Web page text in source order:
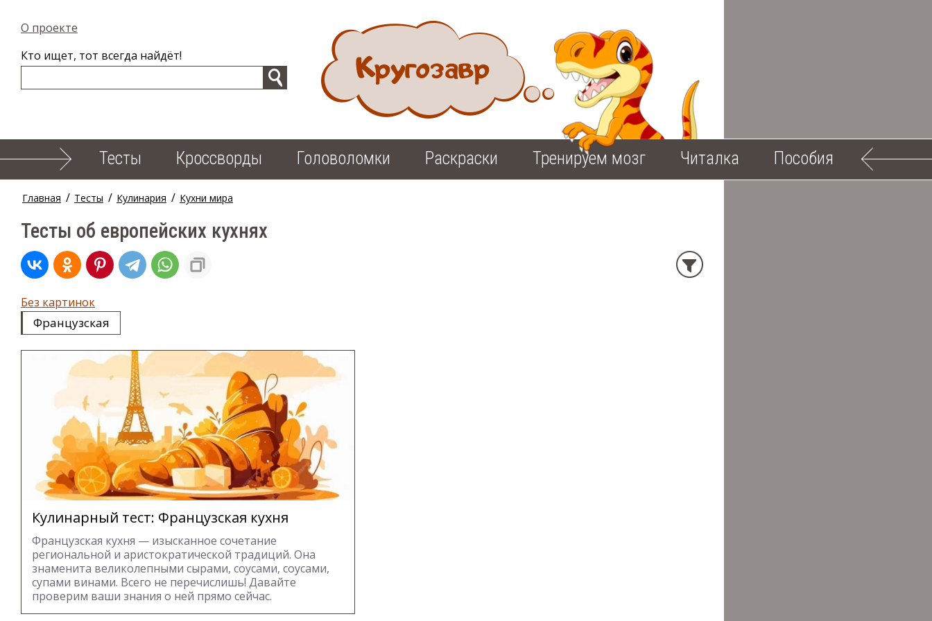
О проекте
Кто ищет, тот всегда найдёт!
Тесты Кроссворды Головоломки Раскраски Тренируем мозг Читалка Пособия
Главная / Тесты / Кулинария / Кухни мира
Тесты об европейских кухнях
Без картинок
Французская
Кулинарный тест: Французская кухня
Французская кухня — изысканное сочетание
региональной и аристократической традиций. Она
знаменита великолепными сырами, соусами, соусами,
супами винами. Всего не перечислишь! Давайте
проверим ваши знания о ней прямо сейчас.